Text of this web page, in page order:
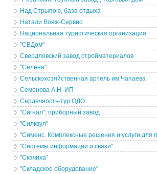
Над Стрыпою, база отдыха
Натали Вояж-Сервис
Национальная туристическая организация
"СВДом"
Свердловский завод стройматериалов
"Селена"
Сельскохозяйственная артель им.Чапаева
Семенова А.Н. ИП
Сердечность-тур ОДО
"Сигнал", приборный завод
"Силквул"
"Сименс. Комплексные решения и услуги для
"Системы информации и связи"
"Скачиха"
"Складское оборудование"